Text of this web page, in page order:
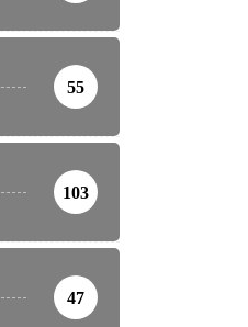
55
103
47